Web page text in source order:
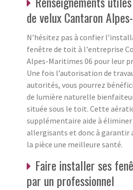
de velux Cantaron
N’hésitez pas à confier
fenêtre de toit à l'entreprise
Alpes-Maritimes 06 pour leur
Une fois l’autorisation de
autorités, vous pourrez
de lumière naturelle
située sous le toit. Cette
supplémentaire aide à
allergisants et donc à garantir
la pièce une meilleure santé.
Faire installer ses
par un professionnel